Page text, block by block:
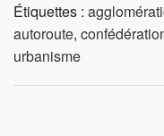
Étiquettes :
autoroute,
urbanisme